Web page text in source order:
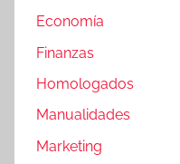
Economía
Finanzas
Homologados
Manualidades
Marketing